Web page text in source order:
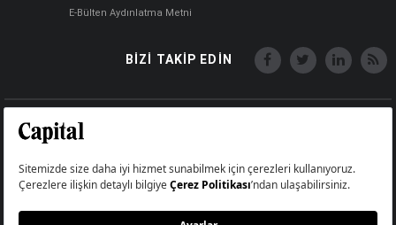
E-Bülten Aydınlatma Metni
BİZİ TAKİP EDİN
Big Medya Teknoloji A.Ş.
Üsküdar İstanbul Turkey